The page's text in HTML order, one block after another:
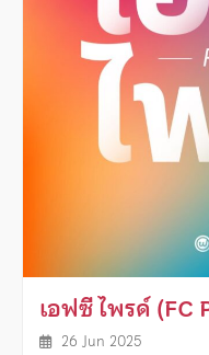
เอฟซี ไพรด์ (FC
26 Jun 2025